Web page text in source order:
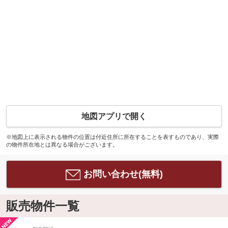
地図アプリで開く
※地図上に表示される物件の位置は付近住所に所在することを表すものであり、実際
の物件所在地とは異なる場合がございます。
お問い合わせ(無料)
販売物件一覧